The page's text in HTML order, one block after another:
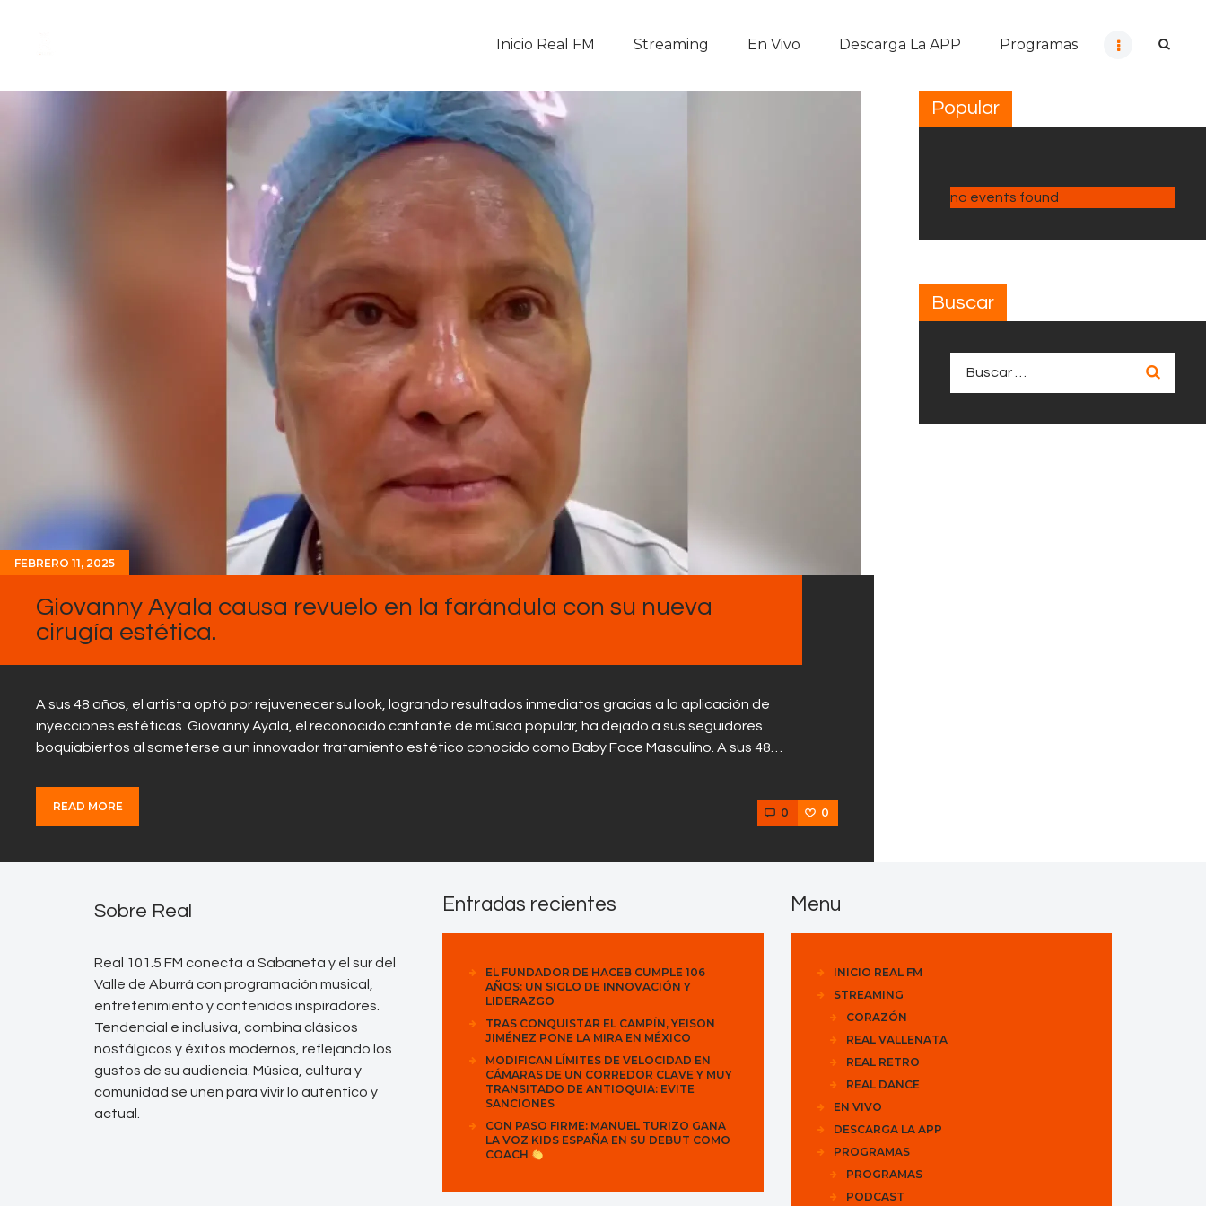
Inicio Real FM Streaming En Vivo Descarga La APP Programas
En Vivo
Descarga La APP
Programas
Noticias
Equipo
Sobre Nosotros
Contactos
FEBRERO 11, 2025
Giovanny Ayala causa revuelo en la farándula con su nueva
cirugía estética.
A sus 48 años, el artista optó por rejuvenecer su look, logrando resultados inmediatos gracias a la aplicación de
inyecciones estéticas. Giovanny Ayala, el reconocido cantante de música popular, ha dejado a sus seguidores
boquiabiertos al someterse a un innovador tratamiento estético conocido como Baby Face Masculino. A sus 48…
READ MORE 0 0
Popular
no events found
Buscar
Sobre Real
Real 101.5 FM conecta a Sabaneta y el sur del
Valle de Aburrá con programación musical,
entretenimiento y contenidos inspiradores.
Tendencial e inclusiva, combina clásicos
nostálgicos y éxitos modernos, reflejando los
gustos de su audiencia. Música, cultura y
comunidad se unen para vivir lo auténtico y
actual.
Entradas recientes
EL FUNDADOR DE HACEB CUMPLE 106
AÑOS: UN SIGLO DE INNOVACIÓN Y
LIDERAZGO
TRAS CONQUISTAR EL CAMPÍN, YEISON
JIMÉNEZ PONE LA MIRA EN MÉXICO
MODIFICAN LÍMITES DE VELOCIDAD EN
CÁMARAS DE UN CORREDOR CLAVE Y MUY
TRANSITADO DE ANTIOQUIA: EVITE
SANCIONES
CON PASO FIRME: MANUEL TURIZO GANA
LA VOZ KIDS ESPAÑA EN SU DEBUT COMO
COACH
Menu
INICIO REAL FM
STREAMING
CORAZÓN
REAL VALLENATA
REAL RETRO
REAL DANCE
EN VIVO
DESCARGA LA APP
PROGRAMAS
PROGRAMAS
PODCAST